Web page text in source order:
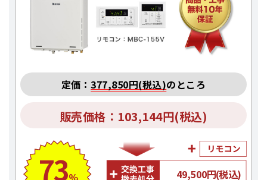
定価：377,850円(税込)のところ
販売価格：103,144円(税込)
73% 49,500円(税込)